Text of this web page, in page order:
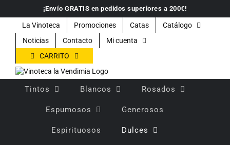
contenido
¡Envío GRATIS en pedidos superiores a 200€!
La Vinoteca Promociones Catas
Catálogo
Noticias
Contacto
Mi cuenta
CARRITO
Tintos Blancos Rosados
Espumosos Generosos
Espirituosos Dulces